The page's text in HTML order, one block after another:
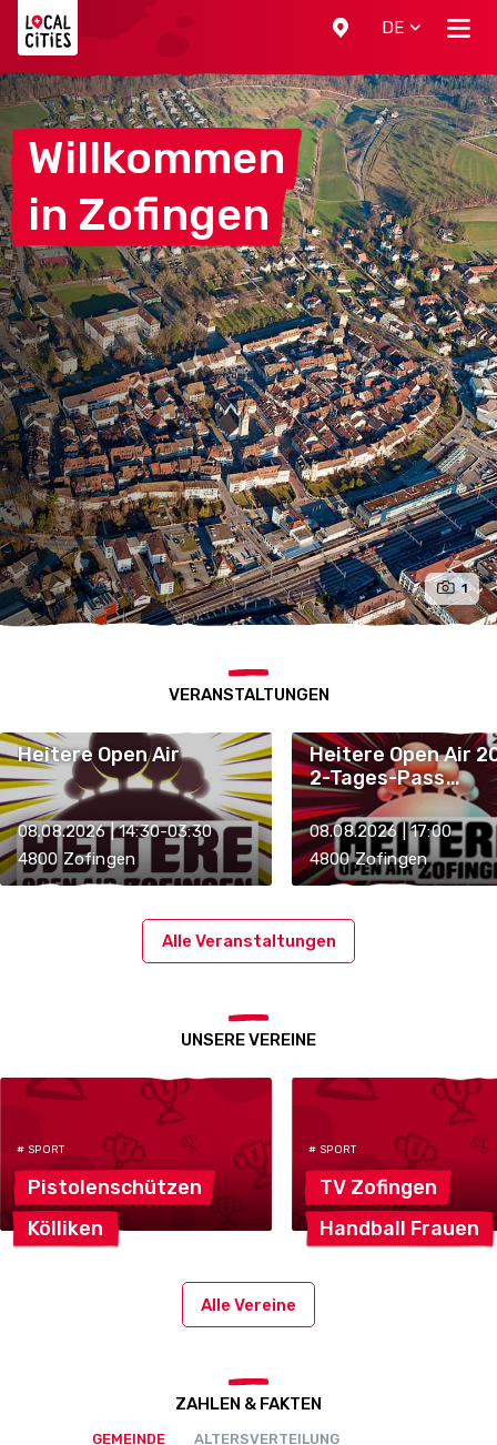
DE
Willkommen
in Zofingen
1
VERANSTALTUNGEN
Heitere Open Air
08.08.2026 | 14:30-03:30
4800 Zofingen
Heitere Open Air
2-Tages-Pass
Samstag/Sonntag
08.08.2026 | 17:00
4800 Zofingen
Alle Veranstaltungen
UNSERE VEREINE
# SPORT
Pistolenschützen
Kölliken
# SPORT
TV Zofingen
Handball Frauen
Alle Vereine
ZAHLEN & FAKTEN
GEMEINDE ALTERSVERTEILUNG